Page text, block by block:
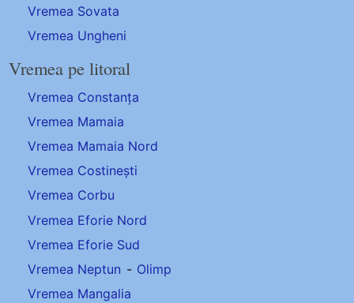
Vremea Sovata
Vremea Ungheni
Vremea pe litoral
Vremea Constanța
Vremea Mamaia
Vremea Mamaia Nord
Vremea Costinești
Vremea Corbu
Vremea Eforie Nord
Vremea Eforie Sud
Vremea Neptun - Olimp
Vremea Mangalia